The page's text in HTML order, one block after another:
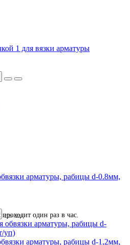
1 для вязки арматуры
арматуры, рабицы d-0.8мм,
арматуры, рабицы d-1,2мм,
один раз в час.